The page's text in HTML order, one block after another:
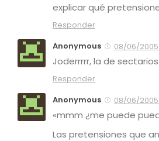
explicar qué
Responder
Anonymous
08/06/2005
Joderrrrr, la de
Responder
Anonymous
08/06/2005
«mmm ¿me puede
Las pretensiones que